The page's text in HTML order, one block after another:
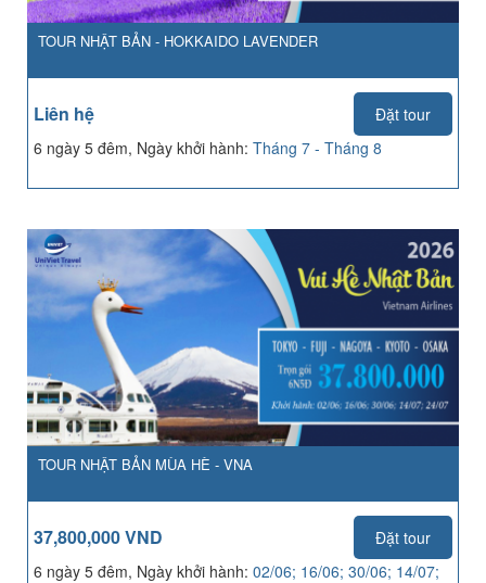
TOUR NHẬT BẢN - HOKKAIDO LAVENDER
Liên hệ
Đặt tour
6 ngày 5 đêm, Ngày khởi hành: Tháng 7 - Tháng 8
TOUR NHẬT BẢN MÙA HÈ - VNA
37,800,000 VND
Đặt tour
6 ngày 5 đêm, Ngày khởi hành: 02/06; 16/06; 30/06; 14/07;